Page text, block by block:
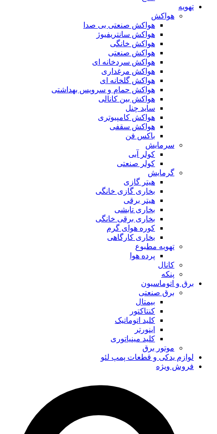
تهویه
هواکش
هواکش صنعتی بی صدا
هواکش سانتریفیوژ
هواکش خانگی
هواکش صنعتی
هواکش سردخانه ای
هواکش مرغداری
هواکش گلخانه ای
هواکش حمام و سرویس بهداشتی
هواکش بین کانالی
ساید چنل
هواکش کامپیوتری
هواکش سقفی
باکس فن
سرمایش
کولر آبی
کولر صنعتی
گرمایش
هیتر گازی
بخاری گازی خانگی
هیتر برقی
بخاری تابشی
بخاری برقی خانگی
کوره هوای گرم
بخاری کارگاهی
تهویه مطبوع
پرده هوا
کانال
پنکه
برق و اتوماسیون
برق صنعتی
بیمتال
کنتاکتور
کلید اتوماتیک
اینورتر
کلید مینیاتوری
موتور برق
لوازم یدکی و قطعات پمپ لئو
فروش ویژه